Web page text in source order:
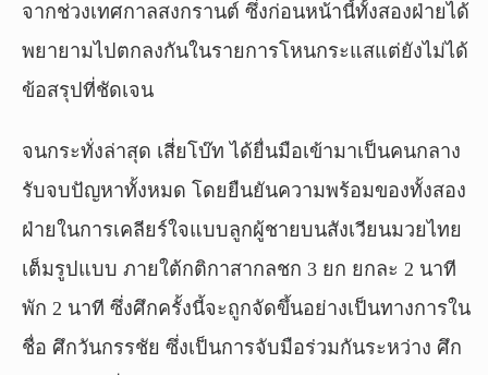
จากช่วงเทศกาลสงกรานต์ ซึ่งก่อนหน้านี้ทั้งสองฝ่ายได้
พยายามไปตกลงกันในรายการโหนกระแสแต่ยังไม่ได้
ข้อสรุปที่ชัดเจน
จนกระทั่งล่าสุด เสี่ยโบ๊ท ได้ยื่นมือเข้ามาเป็นคนกลาง
รับจบปัญหาทั้งหมด โดยยืนยันความพร้อมของทั้งสอง
ฝ่ายในการเคลียร์ใจแบบลูกผู้ชายบนสังเวียนมวยไทย
เต็มรูปแบบ ภายใต้กติกาสากลชก 3 ยก ยกละ 2 นาที
พัก 2 นาที ซึ่งศึกครั้งนี้จะถูกจัดขึ้นอย่างเป็นทางการใน
ชื่อ ศึกวันกรรชัย ซึ่งเป็นการจับมือร่วมกันระหว่าง ศึก